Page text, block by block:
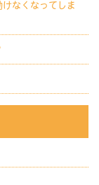
けなくなってしま